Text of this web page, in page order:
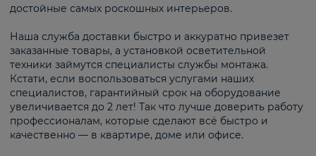
достойные самых роскошных интерьеров.
Наша служба доставки быстро и аккуратно привезет
заказанные товары, а установкой осветительной
техники займутся специалисты службы монтажа.
Кстати, если воспользоваться услугами наших
специалистов, гарантийный срок на оборудование
увеличивается до 2 лет! Так что лучше доверить работу
профессионалам, которые сделают всё быстро и
качественно — в квартире, доме или офисе.